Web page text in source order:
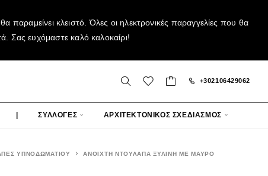
κλειστό. Όλες οι ηλεκτρονικές παραγγελίες που θα
Σας ευχόμαστε καλό καλοκαίρι!
+302106429062
| ΣΥΛΛΟΓΕΣ ΑΡΧΙΤΕΚΤΟΝΙΚΟΣ ΣΧΕΔΙΑΣΜΟΣ
ΥΠΝΟΔΩΜΑΤΙΟΥ
ΑΝΟΙΧΤΗ ΝΤΟΥΛΑΠΑ ΞΥΛΙΝΗ ΜΕ ΜΑΥΡΟ